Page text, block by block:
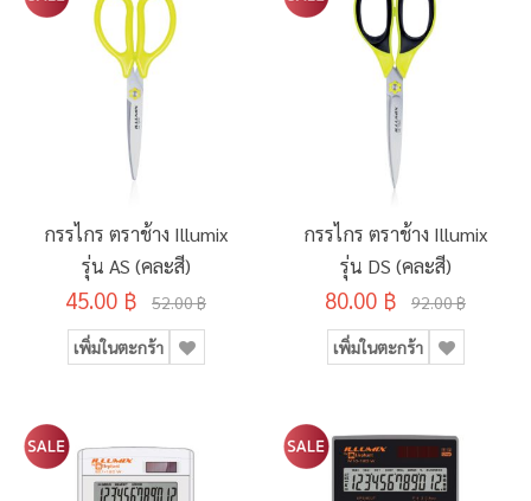
กรรไกร ตราช้าง Illumix
รุ่น AS (คละสี)
45.00 ฿ 52.00 ฿
เพิ่มในตะกร้า
กรรไกร ตราช้าง Illumix
รุ่น DS (คละสี)
80.00 ฿ 92.00 ฿
เพิ่มในตะกร้า